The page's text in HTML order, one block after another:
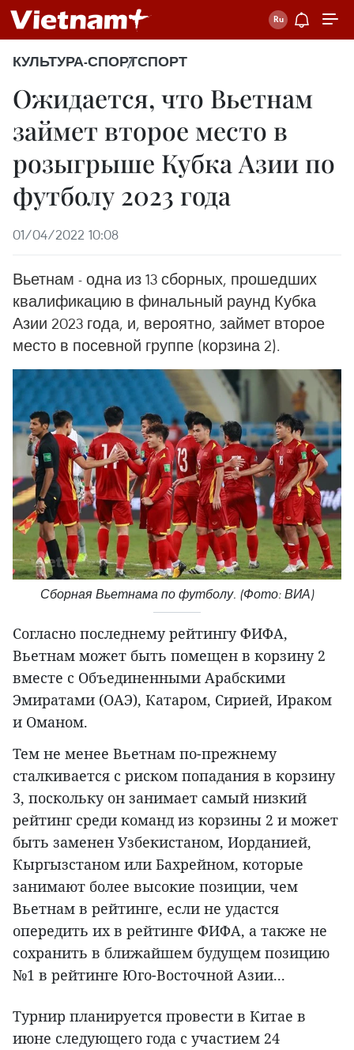
КУЛЬТУРА-СПОРТСПОРТ
Ожидается, что Вьетнам
займет второе место в
розыгрыше Кубка Азии по
футболу 2023 года
01/04/2022 10:08
Вьетнам - одна из 13 сборных, прошедших
квалификацию в финальный раунд Кубка
Азии 2023 года, и, вероятно, займет второе
место в посевной группе (корзина 2).
Сборная Вьетнама по футболу. (Фото: ВИА)
Согласно последнему рейтингу ФИФА,
Вьетнам может быть помещен в корзину 2
вместе с Объединенными Арабскими
Эмиратами (ОАЭ), Катаром, Сирией, Ираком
и Оманом.
Тем не менее Вьетнам по-прежнему
сталкивается с риском попадания в корзину
3, поскольку он занимает самый низкий
рейтинг среди команд из корзины 2 и может
быть заменен Узбекистаном, Иорданией,
Кыргызстаном или Бахрейном, которые
занимают более высокие позиции, чем
Вьетнам в рейтинге, если не удастся
опередить их в рейтинге ФИФА, а также не
сохранить в ближайшем будущем позицию
№1 в рейтинге Юго-Восточной Азии...
Турнир планируется провести в Китае в
июне следующего года с участием 24